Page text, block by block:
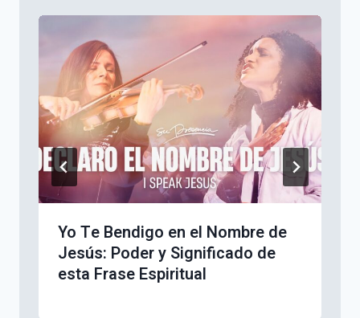
Yo Te Bendigo en el Nombre de
Jesús: Poder y Significado de
esta Frase Espiritual